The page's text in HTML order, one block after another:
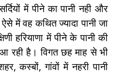
में पीने का पानी नही और
में वह कथित ज्यादा पानी जा
हरियाणा में पीने के पानी की
आ रही है। विगत छह माह से भी
कस्बों, गांवों में नहरी पानी